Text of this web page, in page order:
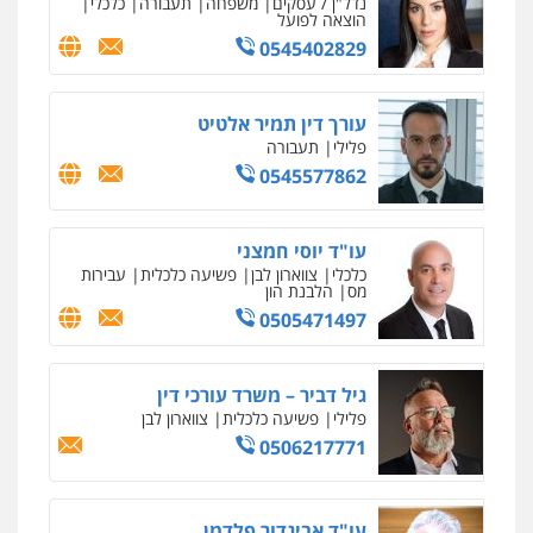
בינלאומי הליכי הסגרה
עו"ד (רו"ח) יואב ציוני
עבירות מס הלבנת הון
0505430819
עו"ד ד"ר איתן פינקלשטיין
כלכלי הלבנת הון חילוט ייעוץ לעורכי דין
0507061374
מצגר ושות', חברת עורכי דין
נדל"ן / עסקים משפחה תעבורה
הוצאה לפועל
0545402829